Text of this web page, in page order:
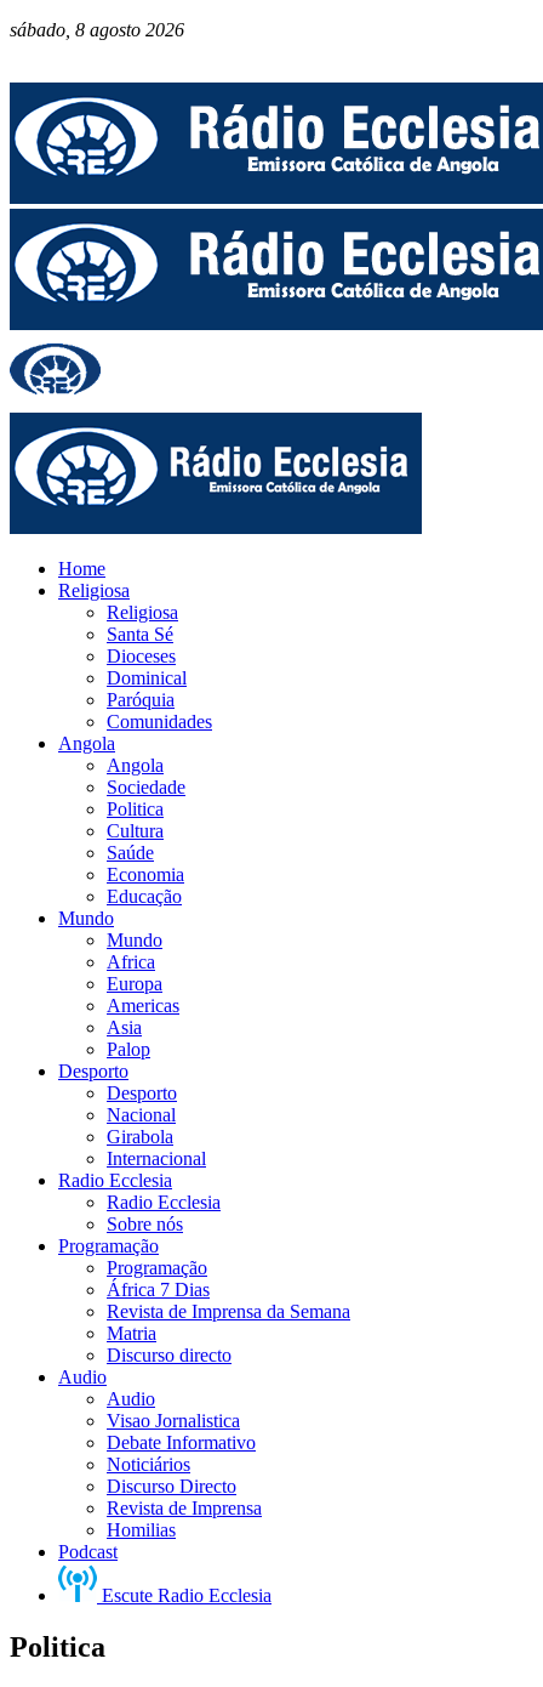
sábado, 8 agosto 2026
Home
Religiosa
Religiosa
Santa Sé
Dioceses
Dominical
Paróquia
Comunidades
Angola
Angola
Sociedade
Politica
Cultura
Saúde
Economia
Educação
Mundo
Mundo
Africa
Europa
Americas
Asia
Palop
Desporto
Desporto
Nacional
Girabola
Internacional
Radio Ecclesia
Radio Ecclesia
Sobre nós
Programação
Programação
África 7 Dias
Revista de Imprensa da Semana
Matria
Discurso directo
Audio
Audio
Visao Jornalistica
Debate Informativo
Noticiários
Discurso Directo
Revista de Imprensa
Homilias
Podcast
Escute Radio Ecclesia
Politica